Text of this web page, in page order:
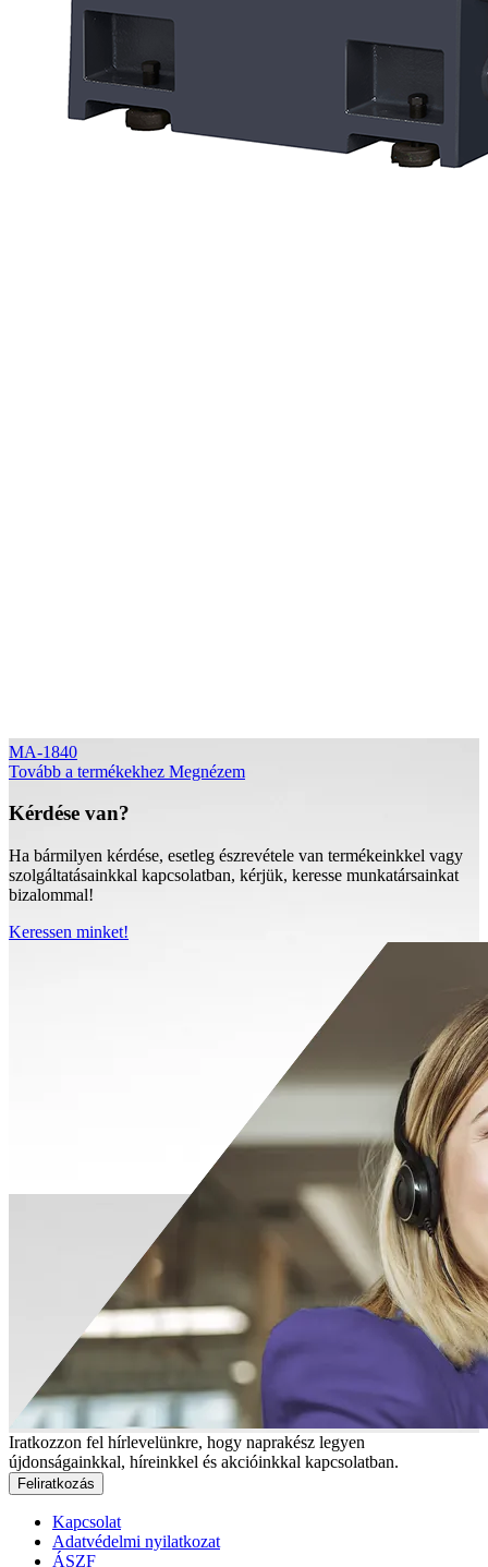
MA-1840
Tovább a termékekhez Megnézem
Kérdése van?
Ha bármilyen kérdése, esetleg észrevétele van termékeinkkel vagy
szolgáltatásainkkal kapcsolatban, kérjük, keresse munkatársainkat
bizalommal!
Keressen minket!
Iratkozzon fel hírlevelünkre, hogy naprakész legyen
újdonságainkkal, híreinkkel és akcióinkkal kapcsolatban.
Feliratkozás
Kapcsolat
Adatvédelmi nyilatkozat
ÁSZF